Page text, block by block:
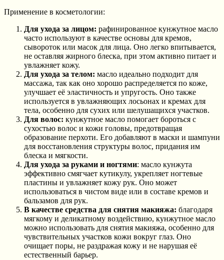
Применение в косметологии:
Для ухода за лицом: рафинированное кунжутное масло
часто используют в качестве основы для кремов,
сывороток или масок для лица. Оно легко впитывается,
не оставляя жирного блеска, при этом активно питает и
увлажняет кожу.
Для ухода за телом: масло идеально подходит для
массажа, так как оно хорошо распределяется по коже,
улучшает её эластичность и упругость. Оно также
используется в увлажняющих лосьонах и кремах для
тела, особенно для сухих или шелушащихся участков.
Для волос: кунжутное масло помогает бороться с
сухостью волос и кожи головы, предотвращая
образование перхоти. Его добавляют в маски и шампуни
для восстановления структуры волос, придания им
блеска и мягкости.
Для ухода за руками и ногтями: масло кунжута
эффективно смягчает кутикулу, укрепляет ногтевые
пластины и увлажняет кожу рук. Оно может
использоваться в чистом виде или в составе кремов и
бальзамов для рук.
В качестве средства для снятия макияжа: благодаря
мягкому и деликатному воздействию, кунжутное масло
можно использовать для снятия макияжа, особенно для
чувствительных участков кожи вокруг глаз. Оно
очищает поры, не раздражая кожу и не нарушая её
естественный барьер.